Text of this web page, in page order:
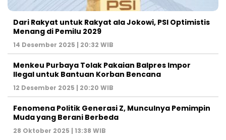
Dari Rakyat untuk Rakyat ala Jokowi, PSI Optimistis
Menang di Pemilu 2029
14 Desember 2025 | 20:32 WIB
Menkeu Purbaya Tolak Pakaian Balpres Impor
Ilegal untuk Bantuan Korban Bencana
12 Desember 2025 | 20:20 WIB
Fenomena Politik Generasi Z, Munculnya Pemimpin
Muda yang Berani Berbeda
28 Oktober 2025 | 13:38 WIB